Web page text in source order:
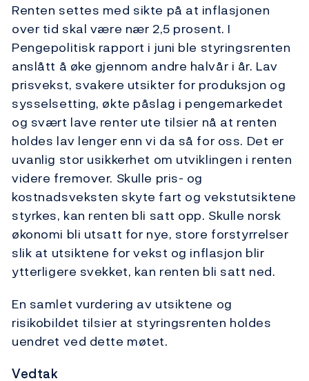
Renten settes med sikte på at inflasjonen
over tid skal være nær 2,5 prosent. I
Pengepolitisk rapport i juni ble styringsrenten
anslått å øke gjennom andre halvår i år. Lav
prisvekst, svakere utsikter for produksjon og
sysselsetting, økte påslag i pengemarkedet
og svært lave renter ute tilsier nå at renten
holdes lav lenger enn vi da så for oss. Det er
uvanlig stor usikkerhet om utviklingen i renten
videre fremover. Skulle pris- og
kostnadsveksten skyte fart og vekstutsiktene
styrkes, kan renten bli satt opp. Skulle norsk
økonomi bli utsatt for nye, store forstyrrelser
slik at utsiktene for vekst og inflasjon blir
ytterligere svekket, kan renten bli satt ned.
En samlet vurdering av utsiktene og
risikobildet tilsier at styringsrenten holdes
uendret ved dette møtet.
Vedtak